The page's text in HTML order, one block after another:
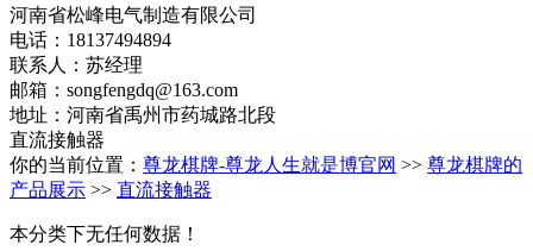
河南省松峰电气制造有限公司
电话：18137494894
联系人：苏经理
邮箱： songfengdq@163.com
地址：河南省禹州市药城路北段
直流接触器
你的当前位置： 尊龙棋牌-尊龙人生就是博官网 >> 尊龙棋牌的
产品展示 >> 直流接触器
本分类下无任何数据！